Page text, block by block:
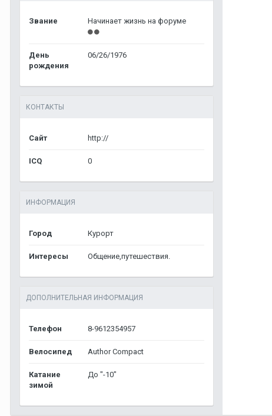
Звание Начинает жизнь на форуме
День
рождения
06/26/1976
КОНТАКТЫ
Сайт http://
ICQ 0
ИНФОРМАЦИЯ
Город Курорт
Интересы Общение,путешествия.
ДОПОЛНИТЕЛЬНАЯ ИНФОРМАЦИЯ
Телефон 8-9612354957
Велосипед Author Compact
Катание
зимой
До "-10"